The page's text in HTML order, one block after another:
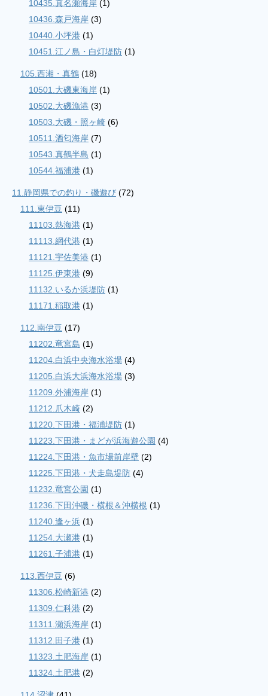
10435.真名瀬海岸 (1)
10436.森戸海岸 (3)
10440.小坪港 (1)
10451.江ノ島・白灯堤防 (1)
105.西湘・真鶴 (18)
10501.大磯東海岸 (1)
10502.大磯漁港 (3)
10503.大磯・照ヶ崎 (6)
10511.酒匂海岸 (7)
10543.真鶴半島 (1)
10544.福浦港 (1)
11.静岡県での釣り・磯遊び (72)
111.東伊豆 (11)
11103.熱海港 (1)
11113.網代港 (1)
11121.宇佐美港 (1)
11125.伊東港 (9)
11132.いるか浜堤防 (1)
11171.稲取港 (1)
112.南伊豆 (17)
11202.竜宮島 (1)
11204.白浜中央海水浴場 (4)
11205.白浜大浜海水浴場 (3)
11209.外浦海岸 (1)
11212.爪木崎 (2)
11220.下田港・福浦堤防 (1)
11223.下田港・まどが浜海遊公園 (4)
11224.下田港・魚市場前岸壁 (2)
11225.下田港・犬走島堤防 (4)
11232.竜宮公園 (1)
11236.下田沖磯・横根＆沖横根 (1)
11240.逢ヶ浜 (1)
11254.大瀬港 (1)
11261.子浦港 (1)
113.西伊豆 (6)
11306.松崎新港 (2)
11309.仁科港 (2)
11311.瀬浜海岸 (1)
11312.田子港 (1)
11323.土肥海岸 (1)
11324.土肥港 (2)